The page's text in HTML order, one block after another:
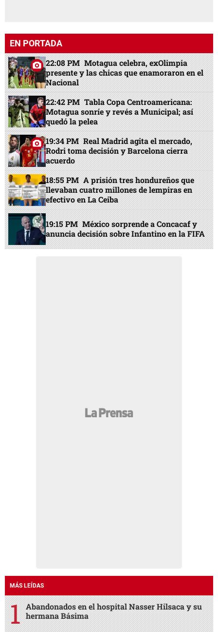
EN PORTADA
22:08 PM Motagua celebra, exOlimpia
presente y las chicas que enamoraron en el
Nacional
22:42 PM Tabla Copa Centroamericana:
Motagua sonríe y revés a Municipal; así
quedó la pelea
19:34 PM Real Madrid agita el mercado,
Rodri toma decisión y Barcelona cierra
acuerdo
18:55 PM A prisión tres hondureños que
llevaban cuatro millones de lempiras en
efectivo en La Ceiba
19:15 PM México sorprende a Concacaf y
anuncia decisión sobre Infantino en la FIFA
MÁS LEÍDAS
Abandonados en el hospital Nasser Hilsaca y su
hermana Básima